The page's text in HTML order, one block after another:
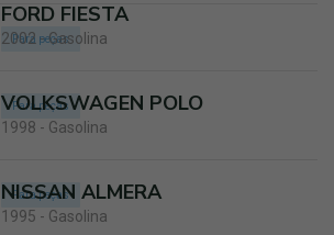
Para peças
FORD FIESTA
2002 - Gasolina
Para peças
VOLKSWAGEN POLO
1998 - Gasolina
Para peças
NISSAN ALMERA
1995 - Gasolina